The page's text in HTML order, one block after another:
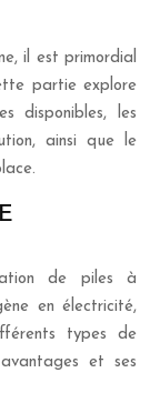
il est primordial
partie explore
disponibles, les
ainsi que le
de piles à
en électricité,
types de
et ses